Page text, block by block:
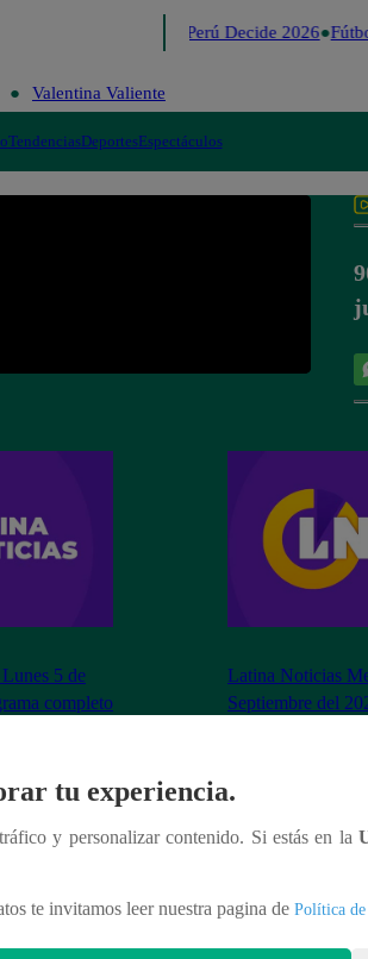
Perú Decide 2026
Valentina Valiente
TendenciasDeportesEspectáculos
5 de
completo
Latina Noticias
Septiembre del
tu experiencia.
y personalizar contenido. Si estás en la
te invitamos leer nuestra pagina de Política